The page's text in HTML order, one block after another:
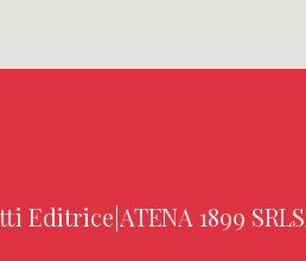
Editrice|ATENA 1899 SRLS